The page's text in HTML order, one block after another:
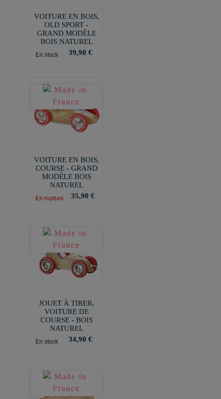
VOITURE EN BOIS,
OLD SPORT -
GRAND MODÈLE
BOIS NATUREL
En stock 39,90 €
VOITURE EN BOIS,
COURSE - GRAND
MODÈLE BOIS
NATUREL
En rupture 35,90 €
JOUET À TIRER,
VOITURE DE
COURSE - BOIS
NATUREL
En stock 34,90 €